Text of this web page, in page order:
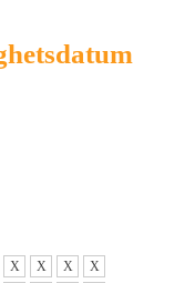
X X X
X